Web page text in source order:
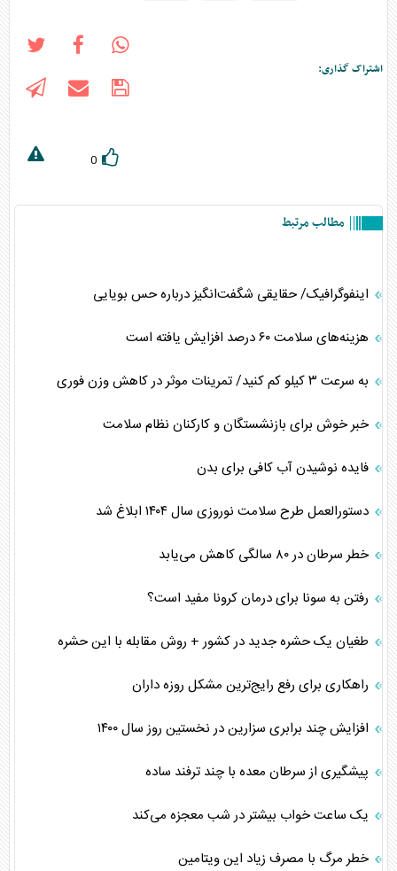
اشتراک گذاری:
0
مطالب مرتبط
اینفوگرافیک/ حقایقی شگفت‌انگیز درباره حس بویایی
هزینه‌های سلامت ۶۰ درصد افزایش یافته است
به سرعت ۳ کیلو کم کنید/ تمرینات موثر در کاهش وزن فوری
خبر خوش برای بازنشستگان و کارکنان نظام سلامت
فایده نوشیدن آب کافی برای بدن
دستورالعمل طرح سلامت نوروزی سال ۱۴۰۴ ابلاغ شد
خطر سرطان در ۸۰ سالگی کاهش می‌یابد
رفتن به سونا برای درمان کرونا مفید است؟
طغیان یک حشره جدید در کشور + روش مقابله با این حشره
راهکاری برای رفع رایج‌ترین مشکل روزه داران
افزایش چند برابری سزارین در نخستین روز سال ۱۴۰۰
پیشگیری از سرطان معده با چند ترفند ساده
یک ساعت خواب بیشتر در شب معجزه می‌کند
خطر مرگ با مصرف زیاد این ویتامین